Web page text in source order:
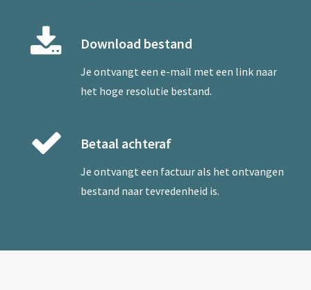
Download bestand
Je ontvangt een e-mail met een link naar
het hoge resolutie bestand.
Betaal achteraf
Je ontvangt een factuur als het ontvangen
bestand naar tevredenheid is.